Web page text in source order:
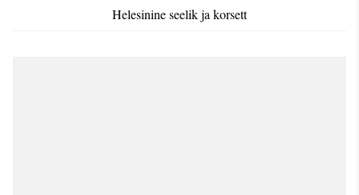
Helesinine seelik ja korsett